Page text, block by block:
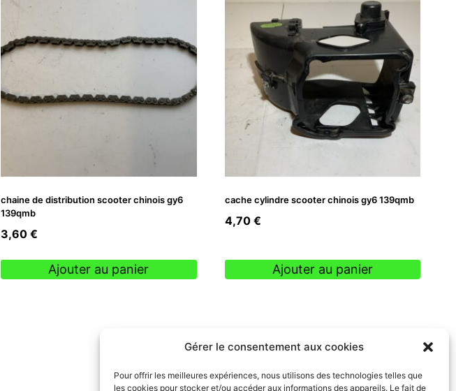
Gérer le consentement aux cookies
Pour offrir les meilleures expériences, nous utilisons des technologies telles que
les cookies pour stocker et/ou accéder aux informations des appareils. Le fait de
chaine de distribution scooter chinois gy6
139qmb
3,60 €
Ajouter au panier
cache cylindre scooter chinois gy6 139qmb
4,70 €
Ajouter au panier